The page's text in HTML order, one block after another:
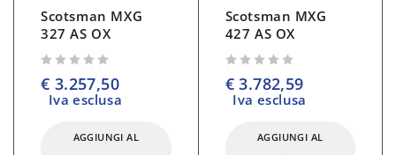
Scotsman MXG
327 AS OX
€ 3.257,50
Iva esclusa
AGGIUNGI AL
Scotsman MXG
427 AS OX
€3.782,59
Iva esclusa
AGGIUNGI AL